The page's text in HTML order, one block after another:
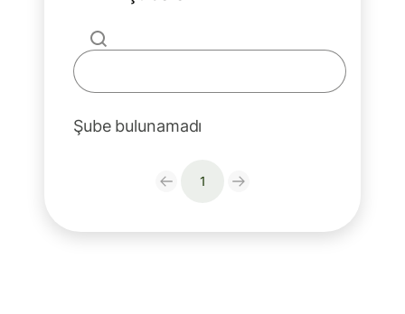
Şube bulunamadı
1